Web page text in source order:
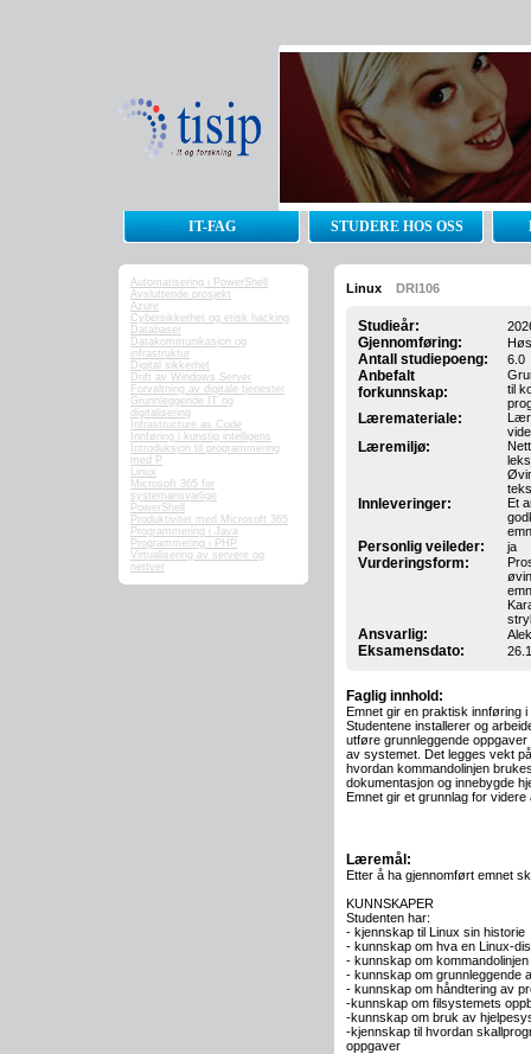
IT-FAG STUDERE HOS OSS
Automatisering i PowerShell
Avsluttende prosjekt
Azure
Cybersikkerhet og etisk hacking
Databaser
Datakommunikasjon og
infrastruktur
Digital sikkerhet
Drift av Windows Server
Forvaltning av digitale tjenester
Grunnleggende IT og
digitalisering
Infrastructure as Code
Innføring i kunstig intelligens
Introduksjon til programmering
med P
Linux
Microsoft 365 for
systemansvarlige
PowerShell
Produktivitet med Microsoft 365
Programmering i Java
Programmering i PHP
Virtualisering av servere og
nettver
Linux DRI106
Studieår:
Gjennomføring:
Antall studiepoeng: 6.0
Anbefalt
forkunnskap:
til
Læremateriale:
Læremiljø:
Innleveringer:
Et
Personlig veileder: ja
Vurderingsform:
Ansvarlig:
Eksamensdato:
Faglig innhold:
Emnet gir en praktisk innføring
Studentene installerer og
utføre grunnleggende
av systemet. Det legges vekt
hvordan kommandolinjen
dokumentasjon og innebygde
Emnet gir et grunnlag for
Læremål:
Etter å ha gjennomført emnet
KUNNSKAPER
Studenten har:
- kjennskap til Linux sin historie
- kunnskap om hva en Linux-
- kunnskap om
- kunnskap om grunnleggende
- kunnskap om håndtering av
-kunnskap om filsystemets
-kunnskap om bruk av
-kjennskap til hvordan
oppgaver